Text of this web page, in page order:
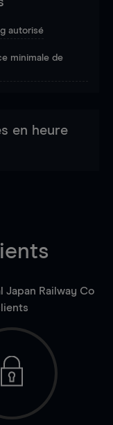
autorisé
minimale de
en heure
Japan Railway Co